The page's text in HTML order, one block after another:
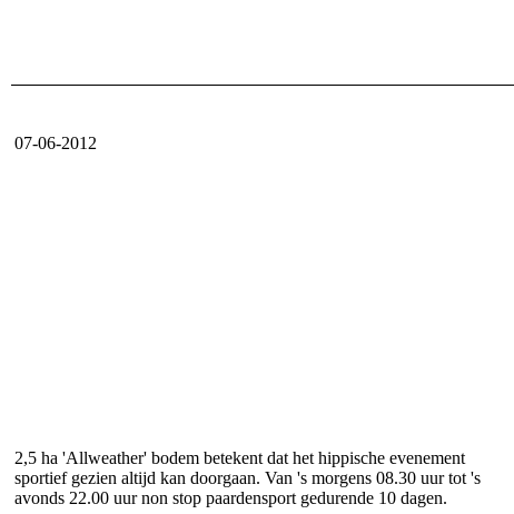
07-06-2012
2,5 ha 'Allweather' bodem betekent dat het hippische evenement
sportief gezien altijd kan doorgaan. Van 's morgens 08.30 uur tot 's
avonds 22.00 uur non stop paardensport gedurende 10 dagen.